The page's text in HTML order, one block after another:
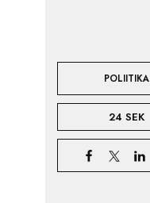
POLIITIKA
24 SEK